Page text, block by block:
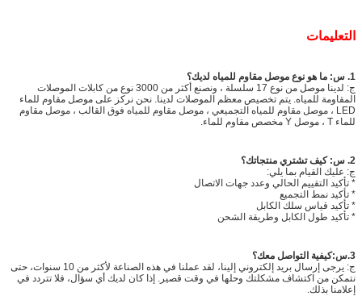
التعليمات
1. س: ما هو نوع موصل مقاوم للمياه لديك؟
ج: لدينا موصل من نوع 17 سلسلة ، ونصنع أكثر من 3000 نوع من كابلات الموصلات
المقاومة للمياه. يتم تخصيص معظم الموصلات لدينا. نحن نركز على موصل مقاوم للماء
LED ، موصل مقاوم للمياه التجميعي ، موصل مقاوم للمياه فوق القالب ، موصل مقاوم
للماء T ، موصل Y مخصص مقاوم للماء.
2. س: كيف تشتري منتجاتك؟
ج: عليك القيام بما يلي:
* تأكيد التقييم الحالي وعدد جهات الاتصال
* تأكيد نمط التجميع
* تأكيد قياس سلك الكابل
* تأكيد طول الكابل وطريقة الشحن
3. س:كيفية التواصل معك؟
ج: يرجى إرسال بريد إلكتروني إلينا، لقد عملنا في هذه الصناعة لأكثر من 10 سنوات، حتى
نتمكن من اكتشاف مشكلتك وحلها في وقت قصير. إذا كان لديك أي سؤال، فلا تتردد في
إعلامنا بذلك.